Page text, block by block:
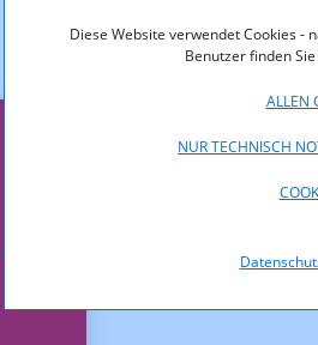
Diese Website verwendet Cookies -
Benutzer finden
ALLEN
NUR TECHNISCH